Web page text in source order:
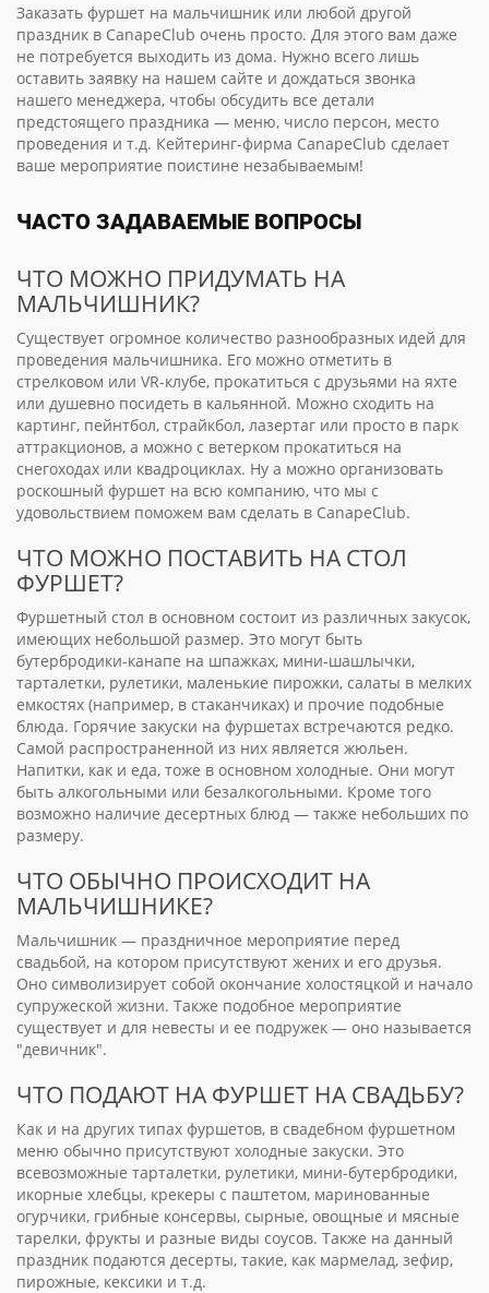
Заказать фуршет на мальчишник или любой другой
праздник в CanapeClub очень просто. Для этого вам даже
не потребуется выходить из дома. Нужно всего лишь
оставить заявку на нашем сайте и дождаться звонка
нашего менеджера, чтобы обсудить все детали
предстоящего праздника — меню, число персон, место
проведения и т.д. Кейтеринг-фирма CanapeClub сделает
ваше мероприятие поистине незабываемым!
ЧАСТО ЗАДАВАЕМЫЕ ВОПРОСЫ
ЧТО МОЖНО ПРИДУМАТЬ НА
МАЛЬЧИШНИК?
Существует огромное количество разнообразных идей для
проведения мальчишника. Его можно отметить в
стрелковом или VR-клубе, прокатиться с друзьями на яхте
или душевно посидеть в кальянной. Можно сходить на
картинг, пейнтбол, страйкбол, лазертаг или просто в парк
аттракционов, а можно с ветерком прокатиться на
снегоходах или квадроциклах. Ну а можно организовать
роскошный фуршет на всю компанию, что мы с
удовольствием поможем вам сделать в CanapeClub.
ЧТО МОЖНО ПОСТАВИТЬ НА СТОЛ
ФУРШЕТ?
Фуршетный стол в основном состоит из различных закусок,
имеющих небольшой размер. Это могут быть
бутербродики-канапе на шпажках, мини-шашлычки,
тарталетки, рулетики, маленькие пирожки, салаты в мелких
емкостях (например, в стаканчиках) и прочие подобные
блюда. Горячие закуски на фуршетах встречаются редко.
Самой распространенной из них является жюльен.
Напитки, как и еда, тоже в основном холодные. Они могут
быть алкогольными или безалкогольными. Кроме того
возможно наличие десертных блюд — также небольших по
размеру.
ЧТО ОБЫЧНО ПРОИСХОДИТ НА
МАЛЬЧИШНИКЕ?
Мальчишник — праздничное мероприятие перед
свадьбой, на котором присутствуют жених и его друзья.
Оно символизирует собой окончание холостяцкой и начало
супружеской жизни. Также подобное мероприятие
существует и для невесты и ее подружек — оно называется
"девичник".
ЧТО ПОДАЮТ НА ФУРШЕТ НА СВАДЬБУ?
Как и на других типах фуршетов, в свадебном фуршетном
меню обычно присутствуют холодные закуски. Это
всевозможные тарталетки, рулетики, мини-бутербродики,
икорные хлебцы, крекеры с паштетом, маринованные
огурчики, грибные консервы, сырные, овощные и мясные
тарелки, фрукты и разные виды соусов. Также на данный
праздник подаются десерты, такие, как мармелад, зефир,
пирожные, кексики и т.д.